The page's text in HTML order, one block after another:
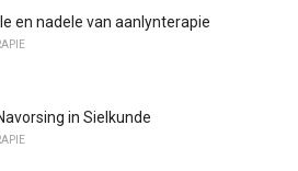
en nadele van aanlynterapie
in Sielkunde